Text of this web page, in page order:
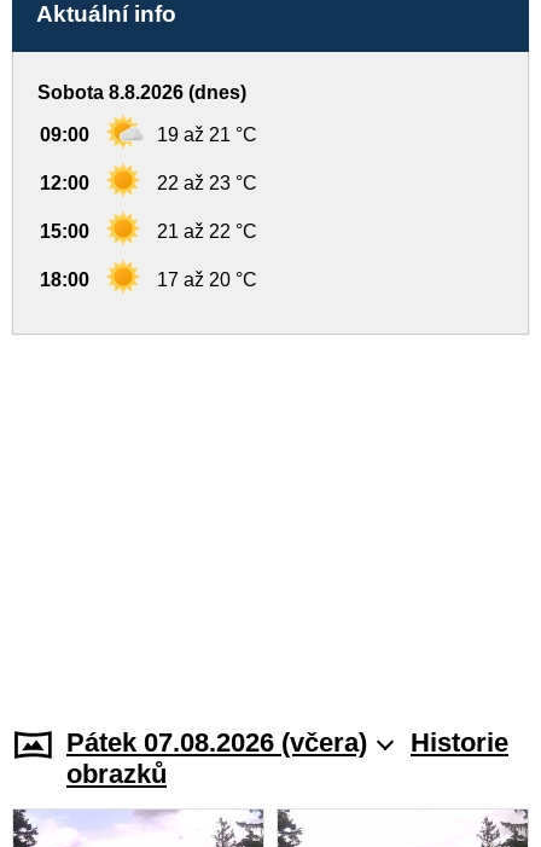
Aktuální info
Sobota 8.8.2026 (dnes)
09:00 19 až 21 °C
12:00 22 až 23 °C
15:00 21 až 22 °C
18:00 17 až 20 °C
Pátek 07.08.2026 (včera)
Historie
obrazků